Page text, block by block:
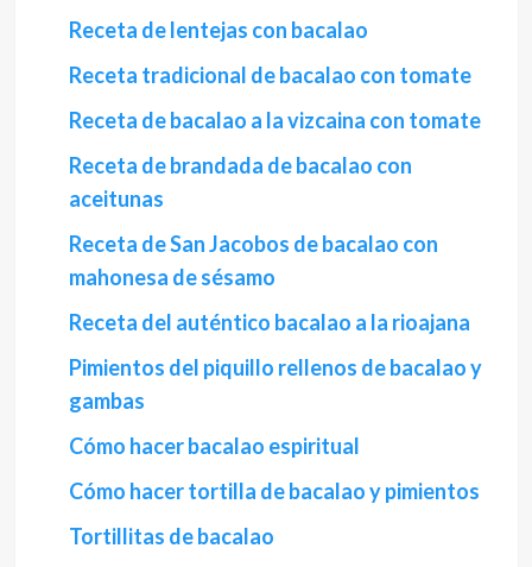
Receta de lentejas con bacalao
Receta tradicional de bacalao con tomate
Receta de bacalao a la vizcaina con tomate
Receta de brandada de bacalao con
aceitunas
Receta de San Jacobos de bacalao con
mahonesa de sésamo
Receta del auténtico bacalao a la rioajana
Pimientos del piquillo rellenos de bacalao y
gambas
Cómo hacer bacalao espiritual
Cómo hacer tortilla de bacalao y pimientos
Tortillitas de bacalao